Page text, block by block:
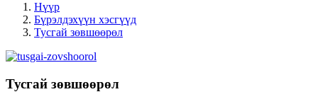
Нүүр
Бүрэлдэхүүн хэсгүүд
Тусгай зөвшөөрөл
Тусгай зөвшөөрөл